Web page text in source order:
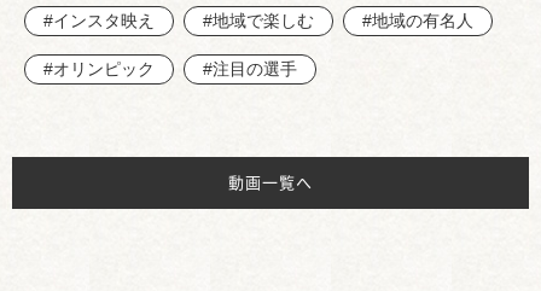
#インスタ映え #地域で楽しむ #地域の有名人
#オリンピック #注目の選手
動画一覧へ